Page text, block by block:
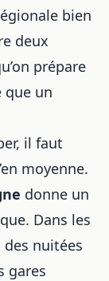
bien
deux
prépare
que un
il faut
moyenne.
donne un
Dans les
nuitées
gares